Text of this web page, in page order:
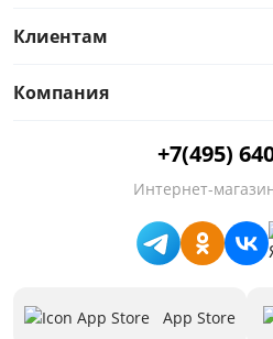
Клиентам
Компания
+7(495)
Интернет-
App Store